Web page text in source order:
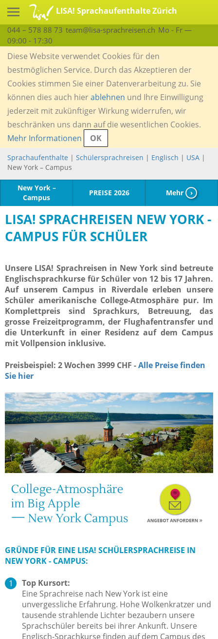
LISA! Sprachaufenthalte Zürich
044 – 578 88 73 team@lisa-sprachreisen.ch Mo - Fr —
09:00 - 17:30
Diese Website verwendet Cookies für den
bestmöglichen Service. Durch das Akzeptieren der
Cookies stimmen Sie einer Datenverarbeitung zu. Sie
können dies auch hierablehnen und Ihre Einwilligung
jederzeit mit zukünftiger Wirkung widerrufen, wir
beschränken uns dann auf die wesentlichen Cookies.
Mehr Informationen
OK
Sprachaufenthalte | Schülersprachreisen | Englisch | USA |
New York – Campus
New York –
Campus
PREISE 2026 Mehr ›
LISA! SPRACHREISEN NEW YORK -
CAMPUS FÜR SCHÜLER
Unsere LISA! Sprachreisen in New York sind betreute
Englischsprachkurse für Schüler von 12 bis 17 Jahren.
Auf unserem Campus in Riverdale erleben unsere
Schüler amerikanische College-Atmosphäre pur. Im
Komplettpreis sind Sprachkurs, Betreuung, das
grosse Freizeitprogramm, der Flughafentransfer und
die Unterkunft in einer Residenz auf dem Campus
mit Vollpension inklusive.
Preisbeispiel: 2 Wochen 3999 CHF -Alle Preise finden
Sie hier
GRÜNDE FÜR EINE LISA! SCHÜLERSPRACHREISE IN
NEW YORK - CAMPUS:
Top Kursort:
Eine Sprachreise nach New York ist eine
unvergessliche Erfahrung. Hohe Wolkenkratzer und
tausende strahlende Lichter bezaubern unsere
Sprachschüler bereits bei ihrer Ankunft. Unsere
Englisch-Sprachkurse finden auf dem Campus des